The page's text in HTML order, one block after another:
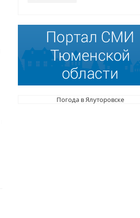
Погода в Ялуторовске